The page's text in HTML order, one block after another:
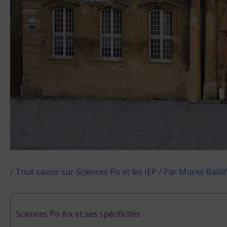
/ Tout savoir sur Sciences Po et les IEP / Par Muriel Baillif
Sciences Po Aix et ses spécificités